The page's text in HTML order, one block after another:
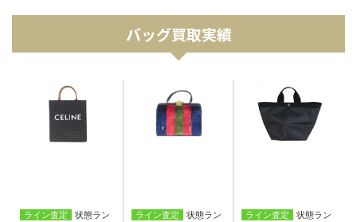
バッグ買取実績
ライン査定
状態ラン
ライン査定
状態ラン
ライン査定
状態ラン